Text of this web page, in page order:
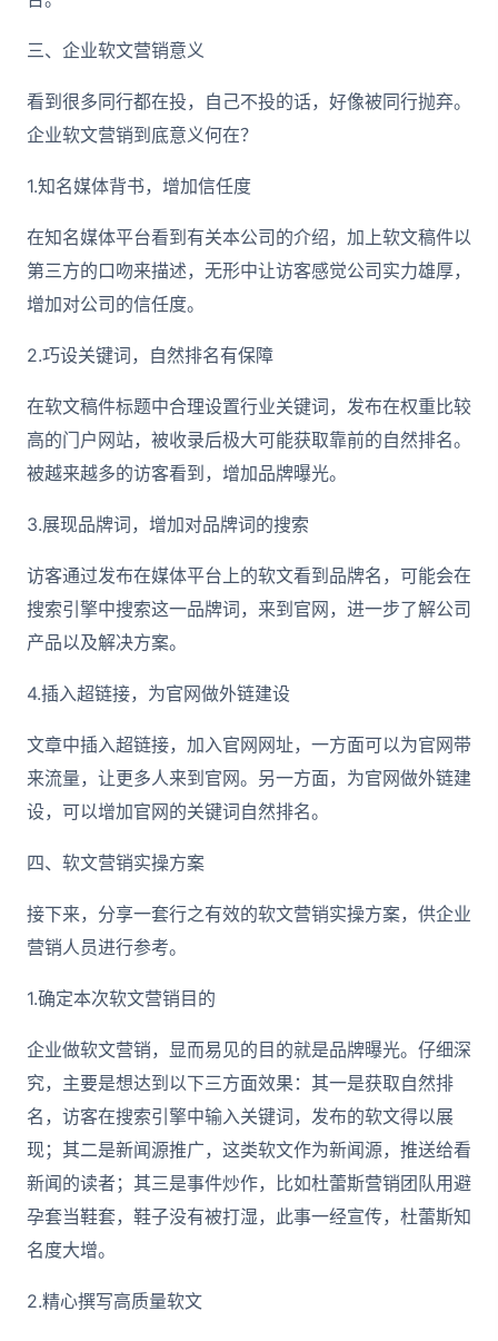
三、企业软文营销意义
看到很多同行都在投，自己不投的话，好像被同行抛弃。
企业软文营销到底意义何在？
1.知名媒体背书，增加信任度
在知名媒体平台看到有关本公司的介绍，加上软文稿件以
第三方的口吻来描述，无形中让访客感觉公司实力雄厚，
增加对公司的信任度。
2.巧设关键词，自然排名有保障
在软文稿件标题中合理设置行业关键词，发布在权重比较
高的门户网站，被收录后极大可能获取靠前的自然排名。
被越来越多的访客看到，增加品牌曝光。
3.展现品牌词，增加对品牌词的搜索
访客通过发布在媒体平台上的软文看到品牌名，可能会在
搜索引擎中搜索这一品牌词，来到官网，进一步了解公司
产品以及解决方案。
4.插入超链接，为官网做外链建设
文章中插入超链接，加入官网网址，一方面可以为官网带
来流量，让更多人来到官网。另一方面，为官网做外链建
设，可以增加官网的关键词自然排名。
四、软文营销实操方案
接下来，分享一套行之有效的软文营销实操方案，供企业
营销人员进行参考。
1.确定本次软文营销目的
企业做软文营销，显而易见的目的就是品牌曝光。仔细深
究，主要是想达到以下三方面效果：其一是获取自然排
名，访客在搜索引擎中输入关键词，发布的软文得以展
现；其二是新闻源推广，这类软文作为新闻源，推送给看
新闻的读者；其三是事件炒作，比如杜蕾斯营销团队用避
孕套当鞋套，鞋子没有被打湿，此事一经宣传，杜蕾斯知
名度大增。
2.精心撰写高质量软文